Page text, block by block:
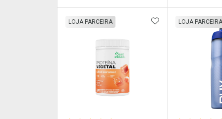
FECHAR
Laboratório
FECHAR
Por Menos Por
LOJA PARCEIRA ADICIONAR AOS
LOJA PARCEIRA